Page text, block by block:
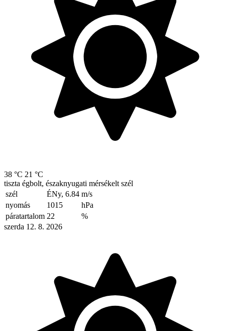
38 °C 21 °C
tiszta égbolt, északnyugati mérsékelt szél
szél
ÉNy, 6.84 m/s
nyomás
1015
hPa
páratartalom 22
%
szerda 12. 8. 2026